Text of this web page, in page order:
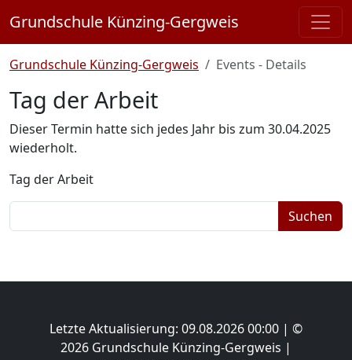
Grundschule Künzing-Gergweis
Grundschule Künzing-Gergweis Events - Details
Tag der Arbeit
Dieser Termin hatte sich jedes Jahr bis zum 30.04.2025
wiederholt.
Tag der Arbeit
Suchen
Letzte Aktualisierung: 09.08.2026 00:00 | ©
2026 Grundschule Künzing-Gergweis |